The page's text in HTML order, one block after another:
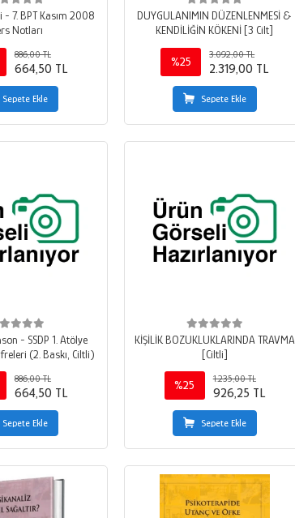
- 7. BPT Kasım 2008
Notları
886,00 TL
664,50 TL
Sepete Ekle
DUYGULANIMIN DÜZENLENMESİ &
KENDİLİĞİN KÖKENİ [3 Cilt]
%25
3.092,00 TL
2.319,00 TL
Sepete Ekle
- SSDP 1. Atölye
(2. Baskı, Ciltli)
886,00 TL
664,50 TL
Sepete Ekle
KİŞİLİK BOZUKLUKLARINDA TRAVMA
[Ciltli]
%25
1.235,00 TL
926,25 TL
Sepete Ekle